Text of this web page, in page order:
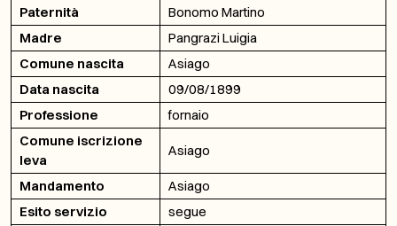
Paternità
Bonomo Martino
Madre
Pangrazi Luigia
Comune nascita
Asiago
Data nascita
09/08/1899
Professione
fornaio
Comune iscrizione
leva
Asiago
Mandamento
Asiago
Esito servizio
segue